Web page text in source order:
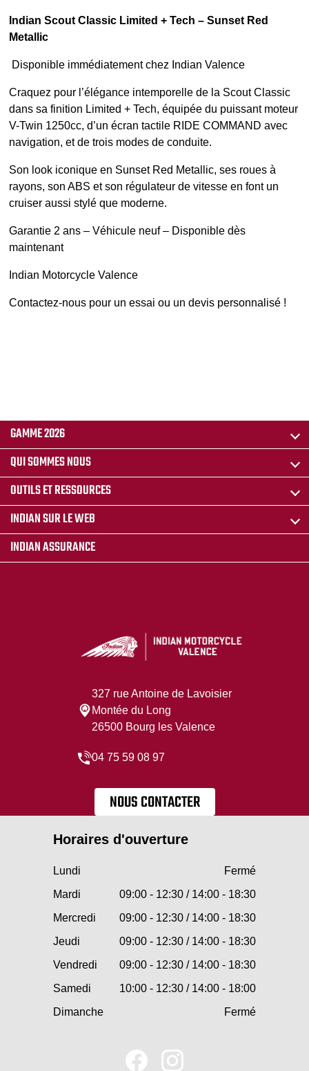
Indian Scout Classic Limited + Tech – Sunset Red
Metallic
Disponible immédiatement chez Indian Valence
Craquez pour l’élégance intemporelle de la Scout Classic
dans sa finition Limited + Tech, équipée du puissant moteur
V-Twin 1250cc, d’un écran tactile RIDE COMMAND avec
navigation, et de trois modes de conduite.
Son look iconique en Sunset Red Metallic, ses roues à
rayons, son ABS et son régulateur de vitesse en font un
cruiser aussi stylé que moderne.
Garantie 2 ans – Véhicule neuf – Disponible dès
maintenant
Indian Motorcycle Valence
Contactez-nous pour un essai ou un devis personnalisé !
GAMME 2026
QUI SOMMES NOUS
OUTILS ET RESSOURCES
INDIAN SUR LE WEB
INDIAN ASSURANCE
327 rue Antoine de Lavoisier
Montée du Long
26500 Bourg les Valence
04 75 59 08 97
NOUS CONTACTER
Horaires d'ouverture
Lundi
Fermé
Mardi
09:00 - 12:30 / 14:00 - 18:30
Mercredi
09:00 - 12:30 / 14:00 - 18:30
Jeudi
09:00 - 12:30 / 14:00 - 18:30
Vendredi
09:00 - 12:30 / 14:00 - 18:30
Samedi
10:00 - 12:30 / 14:00 - 18:00
Dimanche
Fermé